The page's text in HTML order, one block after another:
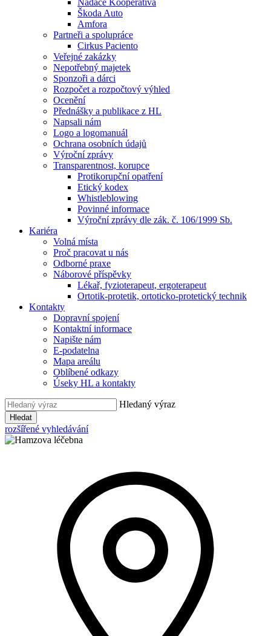
Nadace Kooperativa
Škoda Auto
Amfora
Partneři a spolupráce
Cirkus Paciento
Veřejné zakázky
Nepotřebný majetek
Sponzoři a dárci
Rozpočet a rozpočtový výhled
Ocenění
Přednášky a publikace z HL
Napsali nám
Logo a logomanuál
Ochrana osobních údajů
Výroční zprávy
Transparentnost, korupce
Protikorupční opatření
Etický kodex
Whistleblowing
Povinné informace
Výroční zprávy dle zák. č. 106/1999 Sb.
Kariéra
Volná místa
Proč pracovat u nás
Odborné praxe
Náborové příspěvky
Lékař, fyzioterapeut, ergoterapeut
Ortotik-protetik, ortoticko-protetický technik
Kontakty
Dopravní spojení
Kontaktní informace
Napište nám
E-podatelna
Mapa areálu
Oblíbené odkazy
Úseky HL a kontakty
Hledaný výraz
Hledat
rozšířené vyhledávání